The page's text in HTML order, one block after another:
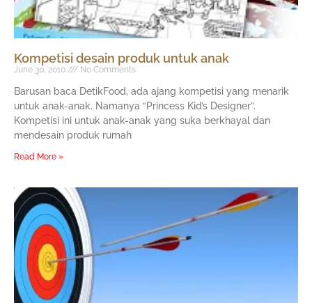
Kompetisi desain produk untuk anak
June 30, 2010 No Comments
Barusan baca DetikFood, ada ajang kompetisi yang menarik
untuk anak-anak. Namanya “Princess Kid’s Designer”.
Kompetisi ini untuk anak-anak yang suka berkhayal dan
mendesain produk rumah
Read More »